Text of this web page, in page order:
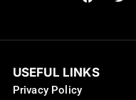
USEFUL LINKS
Privacy Policy